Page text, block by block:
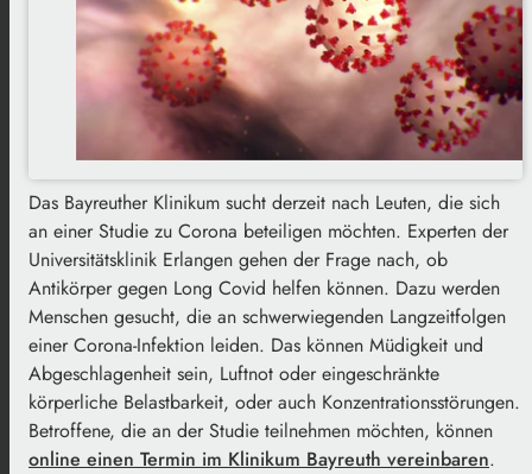
Das Bayreuther Klinikum sucht derzeit nach Leuten, die sich
an einer Studie zu Corona beteiligen möchten. Experten der
Universitätsklinik Erlangen gehen der Frage nach, ob
Antikörper gegen Long Covid helfen können. Dazu werden
Menschen gesucht, die an schwerwiegenden Langzeitfolgen
einer Corona-Infektion leiden. Das können Müdigkeit und
Abgeschlagenheit sein, Luftnot oder eingeschränkte
körperliche Belastbarkeit, oder auch Konzentrationsstörungen.
Betroffene, die an der Studie teilnehmen möchten, können
online einen Termin im Klinikum Bayreuth vereinbaren.